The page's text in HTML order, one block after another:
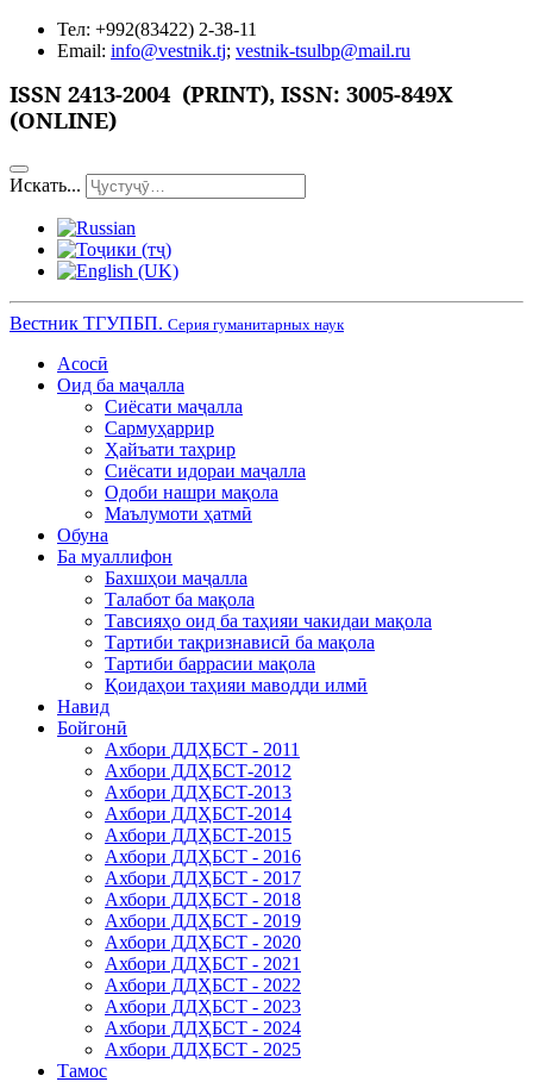
Тел: +992(83422) 2-38-11
Email: info@vestnik.tj; vestnik-tsulbp@mail.ru
ISSN 2413-2004 (PRINT), ISSN: 3005-849X
(ONLINE)
Искать...
Вестник ТГУПБП. Серия гуманитарных наук
Асосӣ
Оид ба маҷалла
Сиёсати маҷалла
Сармуҳаррир
Ҳайъати таҳрир
Сиёсати идораи маҷалла
Одоби нашри мақола
Маълумоти ҳатмӣ
Обуна
Ба муаллифон
Бахшҳои маҷалла
Талабот ба мақола
Тавсияҳо оид ба таҳияи чакидаи мақола
Тартиби тақризнависӣ ба мақола
Тартиби баррасии мақола
Қоидаҳои таҳияи маводди илмӣ
Навид
Бойгонӣ
Ахбори ДДҲБСТ - 2011
Ахбори ДДҲБСТ-2012
Ахбори ДДҲБСТ-2013
Ахбори ДДҲБСТ-2014
Ахбори ДДҲБСТ-2015
Ахбори ДДҲБСТ - 2016
Ахбори ДДҲБСТ - 2017
Ахбори ДДҲБСТ - 2018
Ахбори ДДҲБСТ - 2019
Ахбори ДДҲБСТ - 2020
Ахбори ДДҲБСТ - 2021
Ахбори ДДҲБСТ - 2022
Ахбори ДДҲБСТ - 2023
Ахбори ДДҲБСТ - 2024
Ахбори ДДҲБСТ - 2025
Тамос